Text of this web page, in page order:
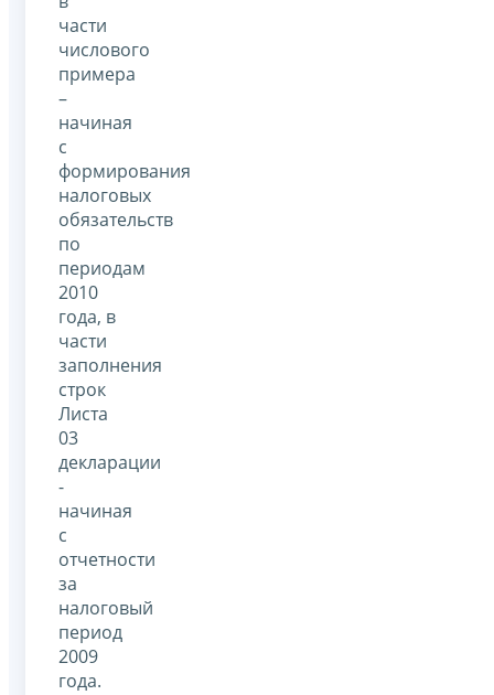
части
числового
примера
–
начиная
с
формирования
налоговых
обязательств
по
периодам
2010
года, в
части
заполнения
строк
Листа
03
декларации
-
начиная
с
отчетности
за
налоговый
период
2009
года.